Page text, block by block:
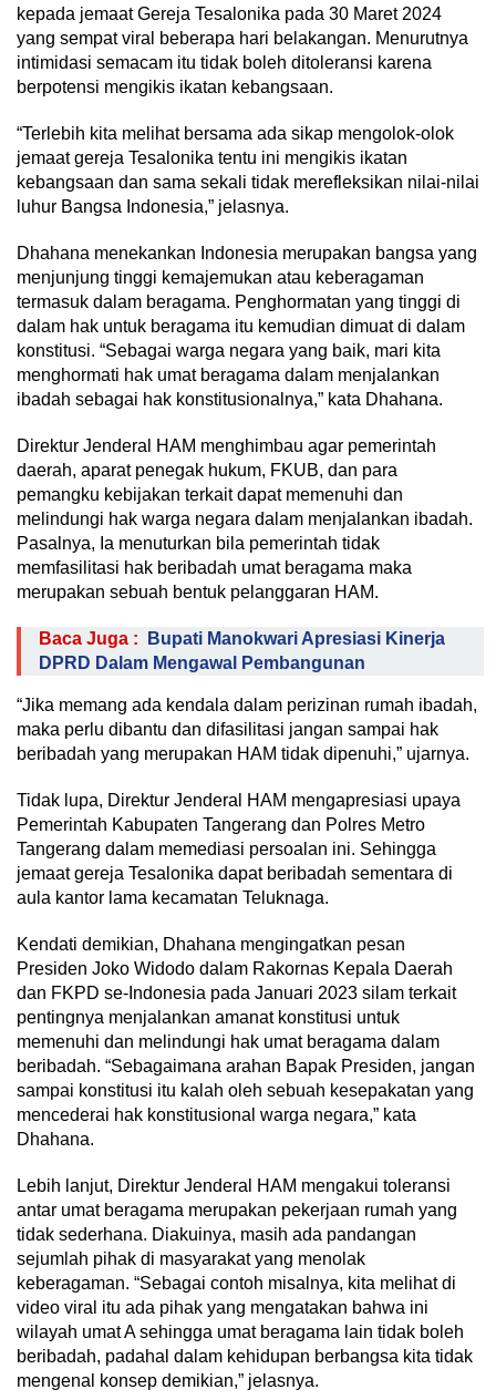
kepada jemaat Gereja Tesalonika pada 30 Maret 2024
yang sempat viral beberapa hari belakangan. Menurutnya
intimidasi semacam itu tidak boleh ditoleransi karena
berpotensi mengikis ikatan kebangsaan.
“Terlebih kita melihat bersama ada sikap mengolok-olok
jemaat gereja Tesalonika tentu ini mengikis ikatan
kebangsaan dan sama sekali tidak merefleksikan nilai-nilai
luhur Bangsa Indonesia,” jelasnya.
Dhahana menekankan Indonesia merupakan bangsa yang
menjunjung tinggi kemajemukan atau keberagaman
termasuk dalam beragama. Penghormatan yang tinggi di
dalam hak untuk beragama itu kemudian dimuat di dalam
konstitusi. “Sebagai warga negara yang baik, mari kita
menghormati hak umat beragama dalam menjalankan
ibadah sebagai hak konstitusionalnya,” kata Dhahana.
Direktur Jenderal HAM menghimbau agar pemerintah
daerah, aparat penegak hukum, FKUB, dan para
pemangku kebijakan terkait dapat memenuhi dan
melindungi hak warga negara dalam menjalankan ibadah.
Pasalnya, Ia menuturkan bila pemerintah tidak
memfasilitasi hak beribadah umat beragama maka
merupakan sebuah bentuk pelanggaran HAM.
Baca Juga :
Bupati Manokwari Apresiasi Kinerja
DPRD Dalam Mengawal Pembangunan
“Jika memang ada kendala dalam perizinan rumah ibadah,
maka perlu dibantu dan difasilitasi jangan sampai hak
beribadah yang merupakan HAM tidak dipenuhi,” ujarnya.
Tidak lupa, Direktur Jenderal HAM mengapresiasi upaya
Pemerintah Kabupaten Tangerang dan Polres Metro
Tangerang dalam memediasi persoalan ini. Sehingga
jemaat gereja Tesalonika dapat beribadah sementara di
aula kantor lama kecamatan Teluknaga.
Kendati demikian, Dhahana mengingatkan pesan
Presiden Joko Widodo dalam Rakornas Kepala Daerah
dan FKPD se-Indonesia pada Januari 2023 silam terkait
pentingnya menjalankan amanat konstitusi untuk
memenuhi dan melindungi hak umat beragama dalam
beribadah. “Sebagaimana arahan Bapak Presiden, jangan
sampai konstitusi itu kalah oleh sebuah kesepakatan yang
mencederai hak konstitusional warga negara,” kata
Dhahana.
Lebih lanjut, Direktur Jenderal HAM mengakui toleransi
antar umat beragama merupakan pekerjaan rumah yang
tidak sederhana. Diakuinya, masih ada pandangan
sejumlah pihak di masyarakat yang menolak
keberagaman. “Sebagai contoh misalnya, kita melihat di
video viral itu ada pihak yang mengatakan bahwa ini
wilayah umat A sehingga umat beragama lain tidak boleh
beribadah, padahal dalam kehidupan berbangsa kita tidak
mengenal konsep demikian,” jelasnya.